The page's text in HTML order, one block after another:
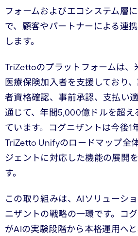
フォームおよびエコシステム層
で、顧客やパートナーによる連
します。
TriZettoのプラットフォームは、
医療保険加入者を支援しており
者資格確認、事前承認、支払い
通じて、年間5,000億ドルを超え
ています。コグニザントは今後1
TriZetto Unifyのロードマップ全
ジェントに対応した機能の展開
す。
この取り組みは、AIソリューシ
ニザントの戦略の一環です。コ
がAIの実験段階から本格運用へと